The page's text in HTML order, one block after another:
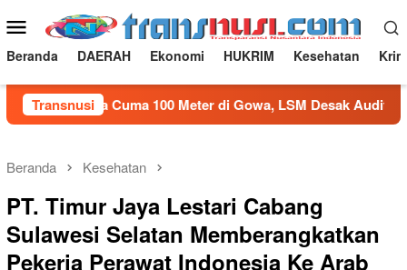
ke
konten
Menu
Mobile
Beranda DAERAH Ekonomi HUKRIM Kesehatan
Transnusi
Juta Cuma 100 Meter di Gowa, LSM Desak Audit
Beranda Kesehatan
PT. Timur Jaya Lestari Cabang
Sulawesi Selatan Memberangkatkan
Pekerja Perawat Indonesia Ke Arab